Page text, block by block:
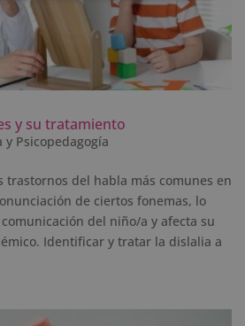
y su tratamiento
y Psicopedagogía
trastornos del habla más comunes en
de ciertos fonemas, lo
del niño/a y afecta su
Identificar y tratar la dislalia a